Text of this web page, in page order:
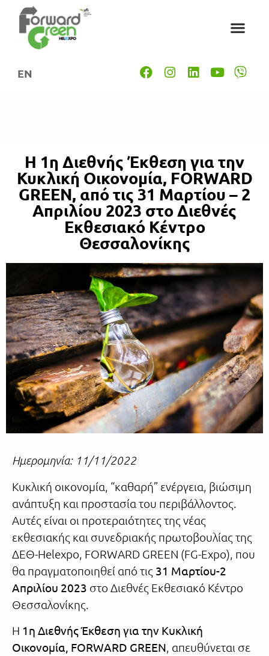
EN
Η 1η Διεθνής Έκθεση για την
Κυκλική Οικονομία, FORWARD
GREEN, από τις 31 Μαρτίου – 2
Απριλίου 2023 στο Διεθνές
Εκθεσιακό Κέντρο
Θεσσαλονίκης
Ημερομηνία: 11/11/2022
Κυκλική οικονομία, “καθαρή” ενέργεια, βιώσιμη
ανάπτυξη και προστασία του περιβάλλοντος.
Αυτές είναι οι προτεραιότητες της νέας
εκθεσιακής και συνεδριακής πρωτοβουλίας της
ΔΕΘ-Helexpo, FORWARD GREEN (FG-Expo), που
θα πραγματοποιηθεί από τις 31 Μαρτίου-2
Απριλίου 2023 στο Διεθνές Εκθεσιακό Κέντρο
Θεσσαλονίκης.
Η 1η Διεθνής Έκθεση για την Κυκλική
Οικονομία, FORWARD GREEN, απευθύνεται σε